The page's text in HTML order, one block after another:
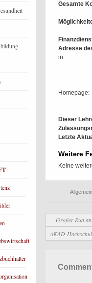
Gesamte
Adresse
in
Homepage:
Dieser
Letzte
Weitere
Keine
Allgemein
Großer Run
AKAD-